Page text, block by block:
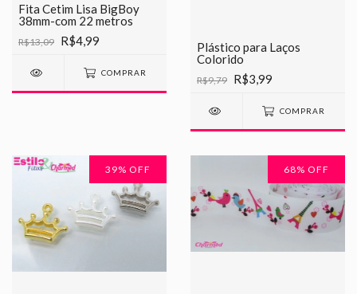
Fita Cetim Lisa BigBoy
38mm-com 22 metros
R$13,09 R$4,99
COMPRAR
Plástico para Laços
Colorido
R$9,79 R$3,99
COMPRAR
39% OFF 68% OFF